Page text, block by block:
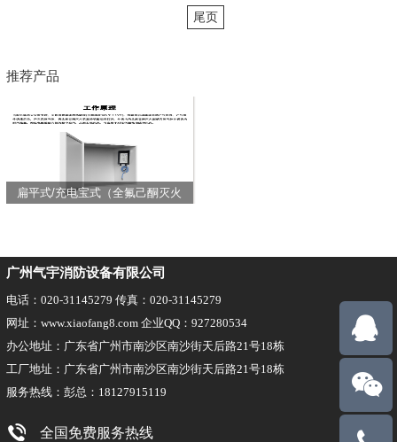
尾页
推荐产品
扁平式/充电宝式（全氟己酮灭火
广州气宇消防设备有限公司
电话：020-31145279 传真：020-31145279
网址：www.xiaofang8.com 企业QQ：927280534
办公地址：广东省广州市南沙区南沙街天后路21号18栋
工厂地址：广东省广州市南沙区南沙街天后路21号18栋
服务热线：彭总：18127915119
全国免费服务热线